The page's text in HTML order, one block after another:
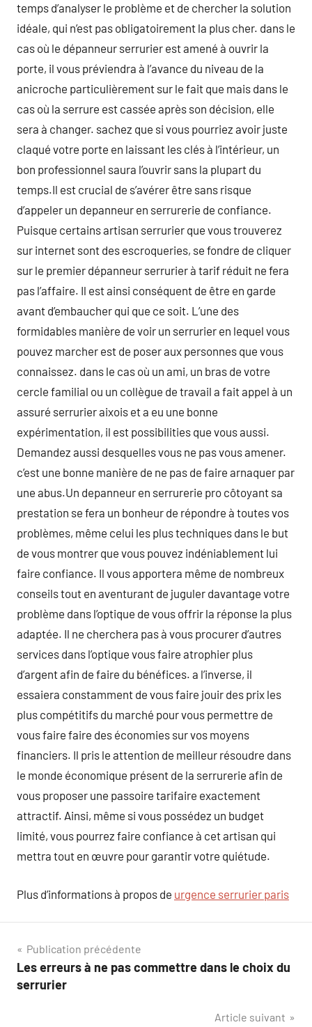
temps d’analyser le problème et de chercher la solution
idéale, qui n’est pas obligatoirement la plus cher. dans le
cas où le dépanneur serrurier est amené à ouvrir la
porte, il vous préviendra à l’avance du niveau de la
anicroche particulièrement sur le fait que mais dans le
cas où la serrure est cassée après son décision, elle
sera à changer. sachez que si vous pourriez avoir juste
claqué votre porte en laissant les clés à l’intérieur, un
bon professionnel saura l’ouvrir sans la plupart du
temps.Il est crucial de s’avérer être sans risque
d’appeler un depanneur en serrurerie de confiance.
Puisque certains artisan serrurier que vous trouverez
sur internet sont des escroqueries, se fondre de cliquer
sur le premier dépanneur serrurier à tarif réduit ne fera
pas l’affaire. Il est ainsi conséquent de être en garde
avant d’embaucher qui que ce soit. L’une des
formidables manière de voir un serrurier en lequel vous
pouvez marcher est de poser aux personnes que vous
connaissez. dans le cas où un ami, un bras de votre
cercle familial ou un collègue de travail a fait appel à un
assuré serrurier aixois et a eu une bonne
expérimentation, il est possibilities que vous aussi.
Demandez aussi desquelles vous ne pas vous amener.
c’est une bonne manière de ne pas de faire arnaquer par
une abus.Un depanneur en serrurerie pro côtoyant sa
prestation se fera un bonheur de répondre à toutes vos
problèmes, même celui les plus techniques dans le but
de vous montrer que vous pouvez indéniablement lui
faire confiance. Il vous apportera même de nombreux
conseils tout en aventurant de juguler davantage votre
problème dans l’optique de vous offrir la réponse la plus
adaptée. Il ne cherchera pas à vous procurer d’autres
services dans l’optique vous faire atrophier plus
d’argent afin de faire du bénéfices. a l’inverse, il
essaiera constamment de vous faire jouir des prix les
plus compétitifs du marché pour vous permettre de
vous faire faire des économies sur vos moyens
financiers. Il pris le attention de meilleur résoudre dans
le monde économique présent de la serrurerie afin de
vous proposer une passoire tarifaire exactement
attractif. Ainsi, même si vous possédez un budget
limité, vous pourrez faire confiance à cet artisan qui
mettra tout en œuvre pour garantir votre quiétude.
Plus d’informations à propos de urgence serrurier paris
Navigation
de
Publication précédente
Les erreurs à ne pas commettre dans le choix du
serrurier
Article suivant